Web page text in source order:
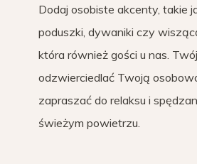
Dodaj osobiste akcenty, takie
poduszki, dywaniki czy
która również gości u nas.
odzwierciedlać Twoją
zapraszać do relaksu i
świeżym powietrzu.